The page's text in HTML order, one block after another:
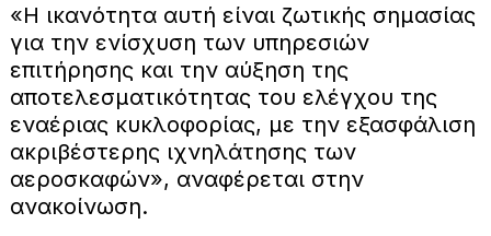
«Η ικανότητα αυτή είναι ζωτικής σημασίας
για την ενίσχυση των υπηρεσιών
επιτήρησης και την αύξηση της
αποτελεσματικότητας του ελέγχου της
εναέριας κυκλοφορίας, με την εξασφάλιση
ακριβέστερης ιχνηλάτησης των
αεροσκαφών», αναφέρεται στην
ανακοίνωση.